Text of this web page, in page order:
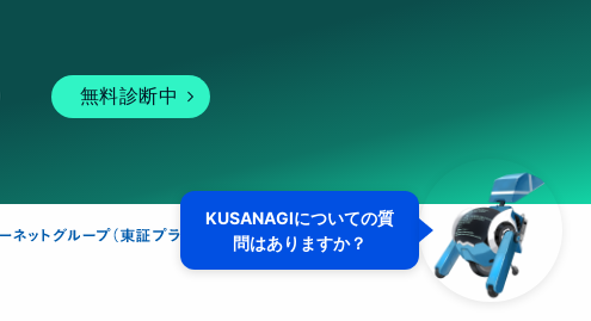
無料診断中
KUSANAGIについての質
問はありますか？